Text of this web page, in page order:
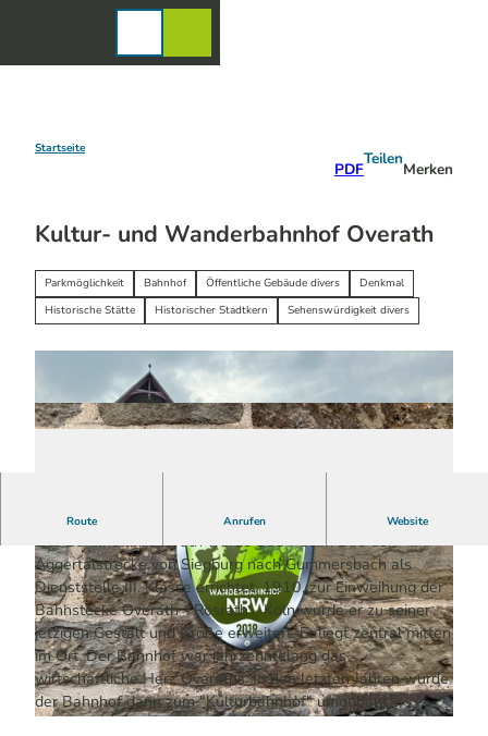
Startseite
PDF
Teilen
Merken
Kultur- und Wanderbahnhof Overath
Parkmöglichkeit Bahnhof Öffentliche Gebäude divers
Denkmal
Historische Stätte
Historischer Stadtkern Sehenswürdigkeit divers
© Pablo Pütz / Das Bergische | KI-optimiert |CC-BY-SA
Route Anrufen Website
Ehemals Bahnhof - jetzt Kultgaststätte
Der Bahnhof in Overath wurde 1884 beim Bau der
Aggertalstrecke von Siegburg nach Gummersbach als
Dienststelle III. Klasse errichtet. 1910, zur Einweihung der
Bahnstecke Overath - Rösrath - Köln wurde er zu seiner
jetzigen Gestalt und Größe erweitert. Er liegt zentral mitten
im Ort. Der Bahnhof war jahrzehntelang das
wirtschaftliche Herz Overaths. In den letzten Jahren wurde
der Bahnhof dann zum "Kulturbahnhof" umgebaut.